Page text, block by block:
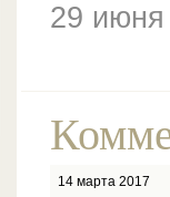
29
14 марта 2017